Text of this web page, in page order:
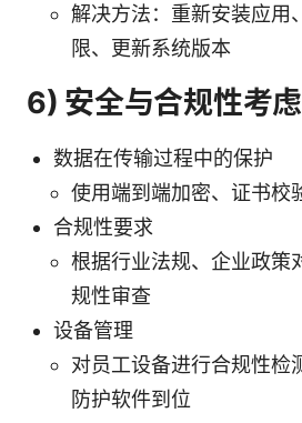
解决方法：重新安装应用
限、更新系统版本
6) 安全与合规性考虑
数据在传输过程中的保护
使用端到端加密、证书校
合规性要求
根据行业法规、企业政策
规性审查
设备管理
对员工设备进行合规性检
防护软件到位